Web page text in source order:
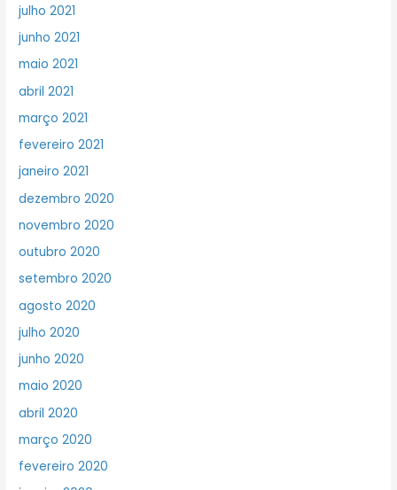
julho 2021
junho 2021
maio 2021
abril 2021
março 2021
fevereiro 2021
janeiro 2021
dezembro 2020
novembro 2020
outubro 2020
setembro 2020
agosto 2020
julho 2020
junho 2020
maio 2020
abril 2020
março 2020
fevereiro 2020